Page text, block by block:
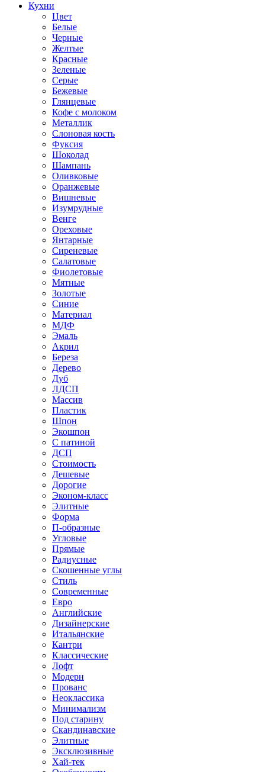
Кухни
Цвет
Белые
Черные
Желтые
Красные
Зеленые
Серые
Бежевые
Глянцевые
Кофе с молоком
Металлик
Слоновая кость
Фуксия
Шоколад
Шампань
Оливковые
Оранжевые
Вишневые
Изумрудные
Венге
Ореховые
Янтарные
Сиреневые
Салатовые
Фиолетовые
Мятные
Золотые
Синие
Материал
МДФ
Эмаль
Акрил
Береза
Дерево
Дуб
ЛДСП
Массив
Пластик
Шпон
Экошпон
С патиной
ДСП
Стоимость
Дешевые
Дорогие
Эконом-класс
Элитные
Форма
П-образные
Угловые
Прямые
Радиусные
Скошенные углы
Стиль
Современные
Евро
Английские
Дизайнерские
Итальянские
Кантри
Классические
Лофт
Модерн
Прованс
Неоклассика
Минимализм
Под старину
Скандинавские
Элитные
Эксклюзивные
Хай-тек